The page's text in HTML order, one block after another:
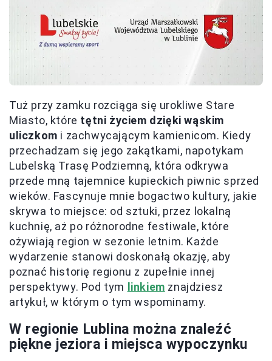
Tuż przy zamku rozciąga się urokliwe Stare
Miasto, które tętni życiem dzięki wąskim
uliczkom i zachwycającym kamienicom. Kiedy
przechadzam się jego zakątkami, napotykam
Lubelską Trasę Podziemną, która odkrywa
przede mną tajemnice kupieckich piwnic sprzed
wieków. Fascynuje mnie bogactwo kultury, jakie
skrywa to miejsce: od sztuki, przez lokalną
kuchnię, aż po różnorodne festiwale, które
ożywiają region w sezonie letnim. Każde
wydarzenie stanowi doskonałą okazję, aby
poznać historię regionu z zupełnie innej
perspektywy. Pod tym linkiem znajdziesz
artykuł, w którym o tym wspominamy.
W regionie Lublina można znaleźć
piękne jeziora i miejsca wypoczynku